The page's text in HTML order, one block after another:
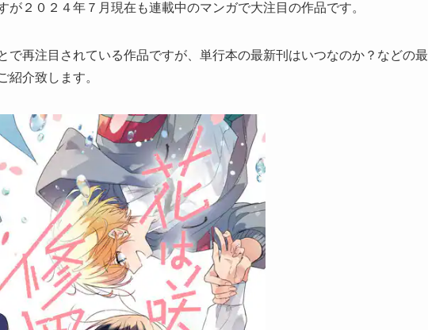
が２０２４年７月現在も連載中のマンガで大注目の作品です。
で再注目されている作品ですが、単行本の最新刊はいつなのか？などの最
紹介致します。